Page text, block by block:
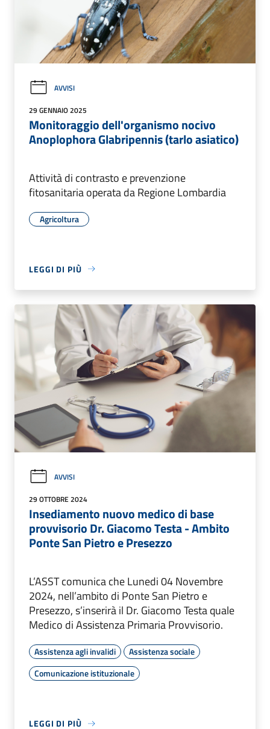
AVVISI
29 GENNAIO 2025
Monitoraggio dell'organismo nocivo
Anoplophora Glabripennis (tarlo asiatico)
Attività di contrasto e prevenzione
fitosanitaria operata da Regione Lombardia
Agricoltura
LEGGI DI PIÙ
AVVISI
29 OTTOBRE 2024
Insediamento nuovo medico di base
provvisorio Dr. Giacomo Testa - Ambito
Ponte San Pietro e Presezzo
L’ASST comunica che Lunedi 04 Novembre
2024, nell’ambito di Ponte San Pietro e
Presezzo, s’inserirà il Dr. Giacomo Testa quale
Medico di Assistenza Primaria Provvisorio.
Assistenza agli invalidi
Assistenza sociale
Comunicazione istituzionale
LEGGI DI PIÙ